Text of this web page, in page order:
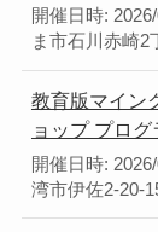
開催日時:
ま市石川赤崎
教育版マイン
ョップ プロ
開催日時:
湾市伊佐2-20-